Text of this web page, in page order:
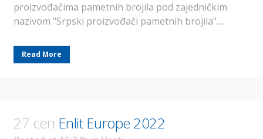
proizvođačima pametnih brojila pod zajedničkim
nazivom "Srpski proizvođači pametnih brojila"....
Read More
27 сеп Enlit Europe 2022